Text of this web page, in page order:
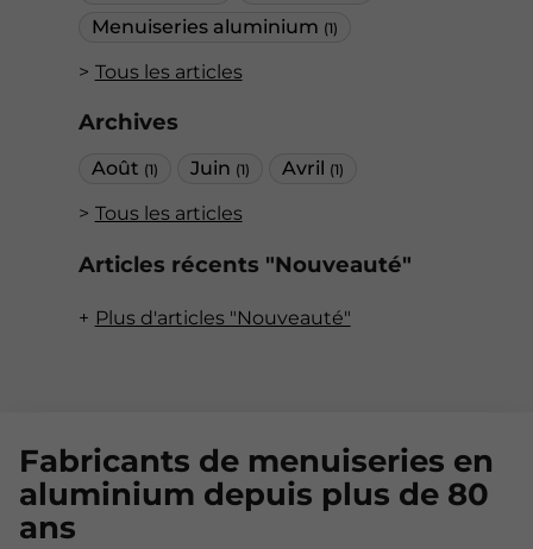
Menuiseries aluminium (1)
Tous les articles
Archives
Août (1) Juin (1) Avril (1)
Tous les articles
Articles récents "Nouveauté"
Plus d'articles "Nouveauté"
Fabricants de menuiseries en
aluminium depuis plus de 80
ans